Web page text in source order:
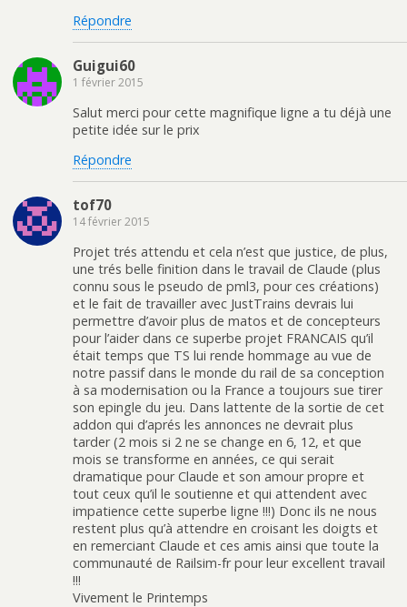
Répondre
Guigui60
1 février 2015
Salut merci pour cette magnifique ligne a tu déjà une
petite idée sur le prix
Répondre
tof70
14 février 2015
Projet trés attendu et cela n’est que justice, de plus,
une trés belle finition dans le travail de Claude (plus
connu sous le pseudo de pml3, pour ces créations)
et le fait de travailler avec JustTrains devrais lui
permettre d’avoir plus de matos et de concepteurs
pour l’aider dans ce superbe projet FRANCAIS qu’il
était temps que TS lui rende hommage au vue de
notre passif dans le monde du rail de sa conception
à sa modernisation ou la France a toujours sue tirer
son epingle du jeu. Dans lattente de la sortie de cet
addon qui d’aprés les annonces ne devrait plus
tarder (2 mois si 2 ne se change en 6, 12, et que
mois se transforme en années, ce qui serait
dramatique pour Claude et son amour propre et
tout ceux qu’il le soutienne et qui attendent avec
impatience cette superbe ligne !!!) Donc ils ne nous
restent plus qu’à attendre en croisant les doigts et
en remerciant Claude et ces amis ainsi que toute la
communauté de Railsim-fr pour leur excellent travail
!!!
Vivement le Printemps